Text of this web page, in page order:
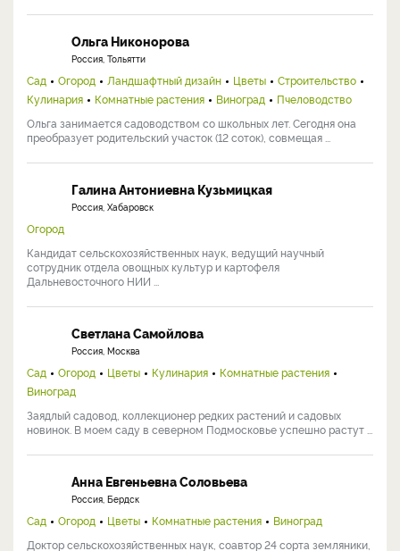
Ольга Никонорова
Россия, Тольятти
Сад Огород Ландшафтный дизайн Цветы
Строительство
Кулинария
Комнатные растения Виноград
Пчеловодство
Ольга занимается садоводством со школьных лет. Сегодня она
преобразует родительский участок (12 соток), совмещая ...
Галина Антониевна Кузьмицкая
Россия, Хабаровск
Огород
Кандидат сельскохозяйственных наук, ведущий научный
сотрудник отдела овощных культур и картофеля
Дальневосточного НИИ ...
Светлана Самойлова
Россия, Москва
Сад Огород Цветы Кулинария
Комнатные растения
Виноград
Заядлый садовод, коллекционер редких растений и садовых
новинок. В моем саду в северном Подмосковье успешно растут ...
Анна Евгеньевна Соловьева
Россия, Бердск
Сад Огород Цветы Комнатные растения
Виноград
Доктор сельскохозяйственных наук, соавтор 24 сорта земляники,